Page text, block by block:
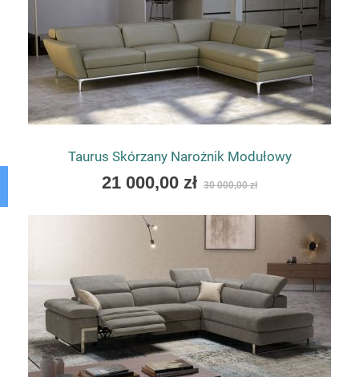
Taurus Skórzany Narożnik Modułowy
As
as
21 000,00 zł 30 000,00 zł